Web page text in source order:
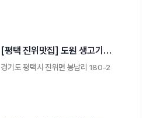
[평택 진위맛집] 도원 생고기김치찜 봉남점
경기도 평택시 진위면 봉남리 180-2